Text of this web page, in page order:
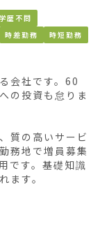
学歴不問
時差勤務
時短勤務
会社です。60
の投資も怠りま
質の高いサービ
務地で増員募集
です。基礎知識
ます。